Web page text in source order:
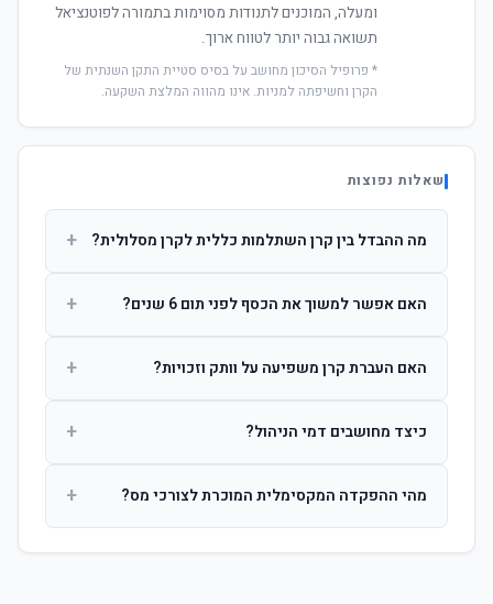
ומעלה, המוכנים לתנודות מסוימות בתמורה לפוטנציאל
תשואה גבוה יותר לטווח ארוך.
* פרופיל הסיכון מחושב על בסיס סטיית התקן השנתית של
הקרן וחשיפתה למניות. אינו מהווה המלצת השקעה.
שאלות נפוצות
מה ההבדל בין קרן השתלמות כללית לקרן מסלולית? +
ההשקעות. קרן מסלולית עוקבת אחרי מדד ספציפי ומאפשרת
האם אפשר למשוך את הכסף לפני תום 6 שנים? +
הרווחים. לאחר 6 שנים ניתן למשוך פטור ממס עד לתקרה
האם העברת קרן משפיעה על וותק וזכויות? +
החברות. הוותק ממשיך להיספר מיום ההפקדה הראשונה.
כיצד מחושבים דמי הניהול? +
ומתן על שיעורם בעת הצטרפות.
מהי ההפקדה המקסימלית המוכרת לצורכי מס? +